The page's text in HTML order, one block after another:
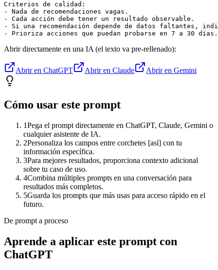
Criterios de calidad:
- Nada de recomendaciones vagas.
- Cada acción debe tener un resultado observable.
- Si una recomendación depende de datos faltantes,
- Prioriza acciones que puedan probarse en 7 a 30 días.
Abrir directamente en una IA (el texto va pre-rellenado):
Abrir en ChatGPT Abrir en Claude Abrir en Gemini
Cómo usar este prompt
1Pega el prompt directamente en ChatGPT, Claude, Gemini o
cualquier asistente de IA.
2Personaliza los campos entre corchetes [así] con tu
información específica.
3Para mejores resultados, proporciona contexto adicional
sobre tu caso de uso.
4Combina múltiples prompts en una conversación para
resultados más completos.
5Guarda los prompts que más usas para acceso rápido en el
futuro.
De prompt a proceso
Aprende a aplicar este prompt con
ChatGPT